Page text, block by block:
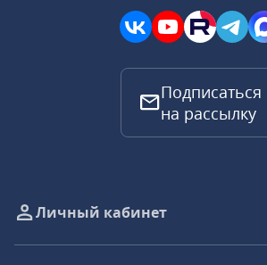
Подписаться
на рассылку
Личный кабинет